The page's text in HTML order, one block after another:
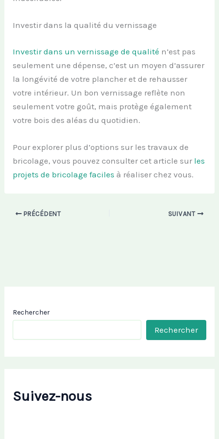
Investir dans la qualité du vernissage
Investir dans un vernissage de qualité n’est pas
seulement une dépense, c’est un moyen d’assurer
la longévité de votre plancher et de rehausser
votre intérieur. Un bon vernissage reflète non
seulement votre goût, mais protège également
votre bois des aléas du quotidien.
Pour explorer plus d’options sur les travaux de
bricolage, vous pouvez consulter cet article sur les
projets de bricolage faciles à réaliser chez vous.
PRÉCÉDENT SUIVANT
Rechercher
Rechercher
Suivez-nous